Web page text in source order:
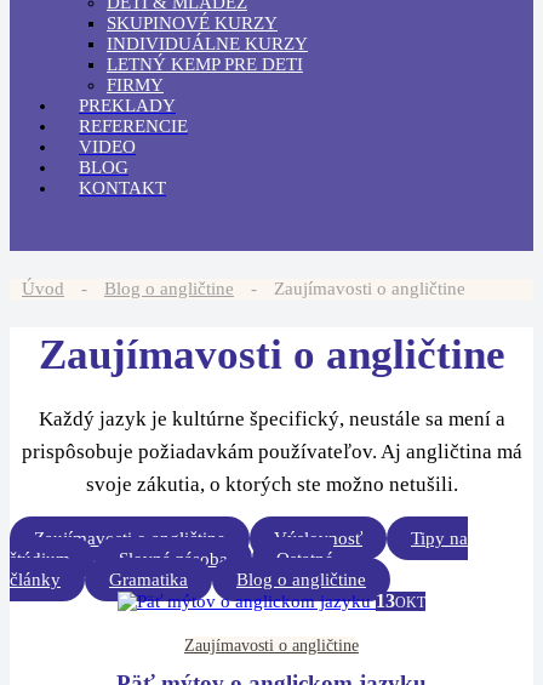
SKUPINOVÉ KURZY
INDIVIDUÁLNE KURZY
LETNÝ KEMP PRE DETI
FIRMY
PREKLADY
REFERENCIE
VIDEO
BLOG
KONTAKT
Úvod - Blog o angličtine - Zaujímavosti o angličtine
Zaujímavosti o angličtine
Každý jazyk je kultúrne špecifický, neustále sa mení a
prispôsobuje požiadavkám používateľov. Aj angličtina má
svoje zákutia, o ktorých ste možno netušili.
Zaujímavosti o angličtine Výslovnosť
Tipy na
štúdium
Slovná zásoba
Ostatné
články
Gramatika Blog o angličtine
13OKT
Zaujímavosti o angličtine